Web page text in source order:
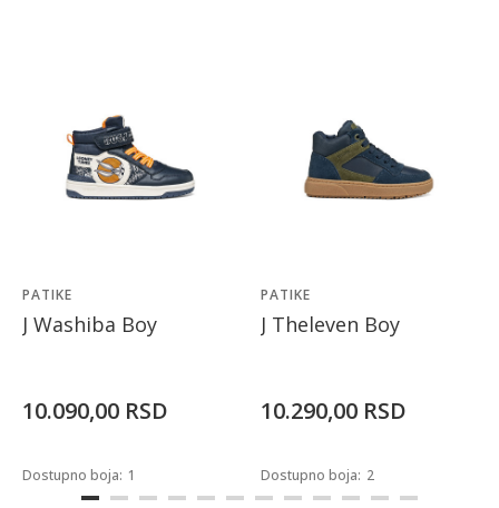
PATIKE
J Washiba Boy
10.090,00 RSD
Dostupno boja: 1
PATIKE
J Theleven Boy
10.290,00 RSD
Dostupno boja: 2